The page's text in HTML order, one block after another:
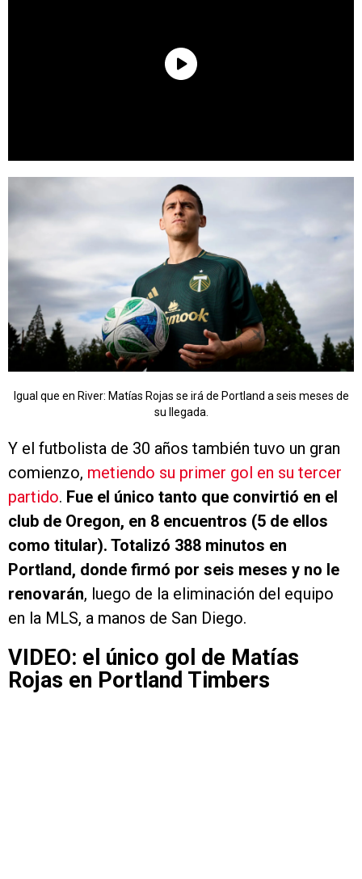
Igual que en River: Matías Rojas se irá de Portland a seis meses de
su llegada.
Y el futbolista de 30 años también tuvo un gran
comienzo, metiendo su primer gol en su tercer
partido. Fue el único tanto que convirtió en el
club de Oregon, en 8 encuentros (5 de ellos
como titular). Totalizó 388 minutos en
Portland, donde firmó por seis meses y no le
renovarán, luego de la eliminación del equipo
en la MLS, a manos de San Diego.
VIDEO: el único gol de Matías
Rojas en Portland Timbers